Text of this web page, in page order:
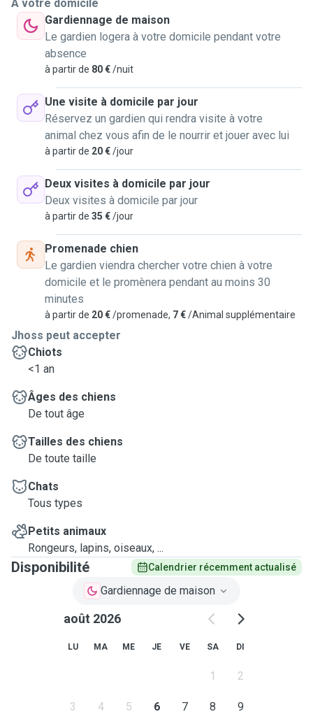
À votre domicile
Gardiennage de maison
Le gardien logera à votre domicile pendant votre
absence
à partir de 80 €/nuit
Une visite à domicile par jour
Réservez un gardien qui rendra visite à votre
animal chez vous afin de le nourrir et jouer avec lui
à partir de 20 €/jour
Deux visites à domicile par jour
Deux visites à domicile par jour
à partir de 35 €/jour
Promenade chien
Le gardien viendra chercher votre chien à votre
domicile et le promènera pendant au moins 30
minutes
à partir de 20 €/promenade, 7 €/Animal supplémentaire
Jhoss peut accepter
Chiots
<1 an
Âges des chiens
De tout âge
Tailles des chiens
De toute taille
Chats
Tous types
Petits animaux
Rongeurs, lapins, oiseaux, ...
Disponibilité Calendrier récemment actualisé
Gardiennage de maison
août 2026
LU MA ME JE VE SA DI
1 2
3 4 5 6 7 8 9